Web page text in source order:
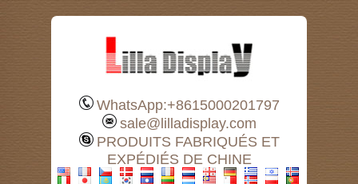
WhatsApp:+8615000201797
sale@lilladisplay.com
PRODUITS FABRIQUÉS ET
EXPÉDIÉS DE CHINE